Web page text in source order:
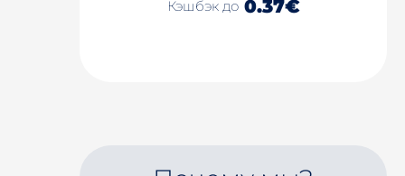
Кэшбэк до 0.37€